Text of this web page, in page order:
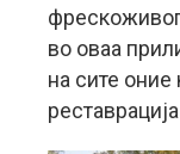
во оваа
на сите оние